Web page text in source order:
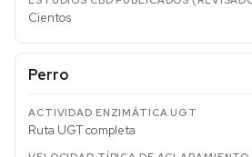
Cientos
Perro
Ruta UGT completa